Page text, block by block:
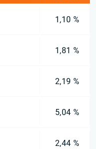
1,10 %
1,81 %
2,19 %
5,04 %
2,44 %